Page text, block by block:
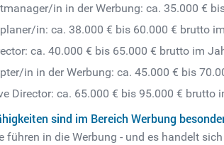
in in der Werbung: ca. 35.000 €
in: ca. 38.000 € bis 60.000 € brutto
ca. 40.000 € bis 65.000 € brutto im
in in der Werbung: ca. 45.000 € bis
Director: ca. 65.000 € bis 95.000 € brutto
sind im Bereich Werbung
führen in die Werbung - und es handelt